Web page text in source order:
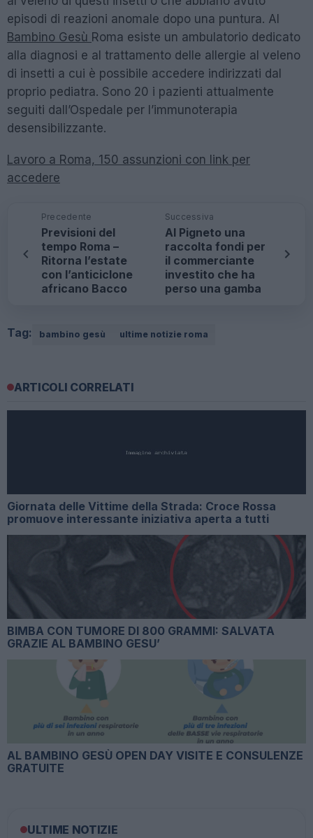
episodi di reazioni anomale dopo una puntura. Al
Bambino Gesù Roma esiste un ambulatorio dedicato
alla diagnosi e al trattamento delle allergie al veleno
di insetti a cui è possibile accedere indirizzati dal
proprio pediatra. Sono 20 i pazienti attualmente
seguiti dall’Ospedale per l’immunoterapia
desensibilizzante.
Lavoro a Roma, 150 assunzioni con link per
accedere
Precedente
Previsioni del
tempo Roma –
Ritorna l’estate
con l’anticiclone
africano Bacco
Successiva
Al Pigneto una
raccolta fondi per
il commerciante
investito che ha
perso una gamba
Tag: bambino gesù ultime notizie roma
ARTICOLI CORRELATI
Giornata delle Vittime della Strada: Croce Rossa
promuove interessante iniziativa aperta a tutti
BIMBA CON TUMORE DI 800 GRAMMI: SALVATA
GRAZIE AL BAMBINO GESU’
AL BAMBINO GESÙ OPEN DAY VISITE E CONSULENZE
GRATUITE
ULTIME NOTIZIE